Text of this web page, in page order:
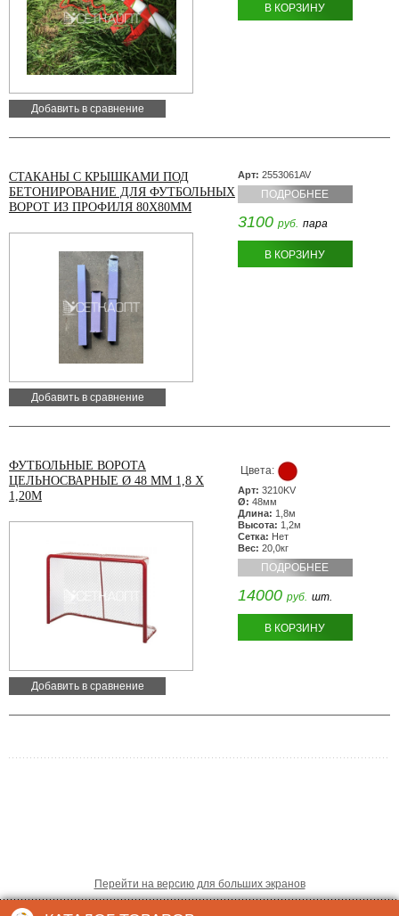
Добавить в сравнение
В КОРЗИНУ
СТАКАНЫ С КРЫШКАМИ ПОД
БЕТОНИРОВАНИЕ ДЛЯ ФУТБОЛЬНЫХ
ВОРОТ ИЗ ПРОФИЛЯ 80Х80ММ
Добавить в сравнение
Арт: 2553061AV
ПОДРОБНЕЕ
3100 руб. пара
В КОРЗИНУ
ФУТБОЛЬНЫЕ ВОРОТА
ЦЕЛЬНОСВАРНЫЕ Ø 48 ММ 1,8 X
1,20М
Добавить в сравнение
Цвета:
Арт: 3210KV
Ø: 48мм
Длина: 1,8м
Высота: 1,2м
Сетка: Нет
Вес: 20,0кг
ПОДРОБНЕЕ
14000 руб. шт.
В КОРЗИНУ
Перейти на версию для больших экранов